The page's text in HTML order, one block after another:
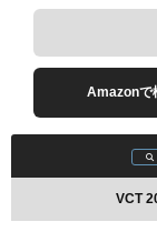
VCT
Amazonで
VCT